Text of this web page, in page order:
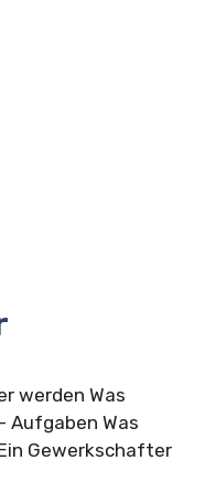
werden Was
Aufgaben Was
Gewerkschafter